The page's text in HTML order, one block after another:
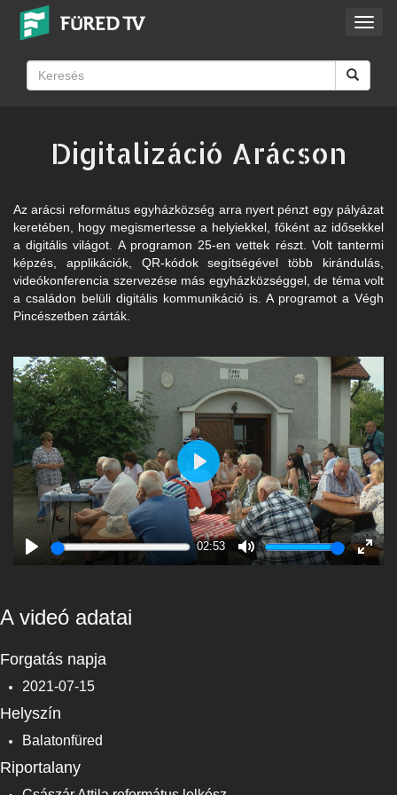
Digitalizáció Arácson
Az arácsi református egyházközség arra nyert pénzt egy pályázat
keretében, hogy megismertesse a helyiekkel, főként az idősekkel
a digitális világot. A programon 25-en vettek részt. Volt tantermi
képzés, applikációk, QR-kódok segítségével több kirándulás,
videókonferencia szervezése más egyházközséggel, de téma volt
a családon belüli digitális kommunikáció is. A programot a Végh
Pincészetben zárták.
Play
02:53
Mute
Enter
Play
A videó adatai
Forgatás napja
2021-07-15
Helyszín
Balatonfüred
Riportalany